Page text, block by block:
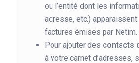
ou l’entité dont les
adresse, etc.) apparaissent
factures émises par Netim.
Pour ajouter des contacts
à votre carnet d’adresses,